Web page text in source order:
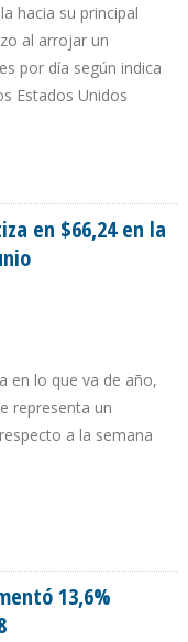
hacia su principal
al arrojar un
por día según indica
Estados Unidos
en $66,24 en la
en lo que va de año,
representa un
a la semana
13,6%